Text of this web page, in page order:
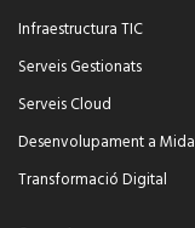
Infraestructura TIC
Serveis Gestionats
Serveis Cloud
Desenvolupament a Mida
Transformació Digital